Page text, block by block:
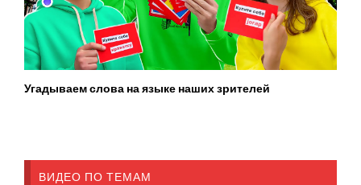
Угадываем слова на языке наших зрителей
ВИДЕО ПО ТЕМАМ